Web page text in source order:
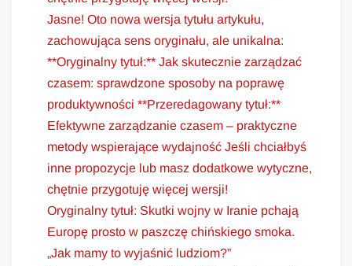
Jasne! Oto nowa wersja tytułu artykułu,
zachowująca sens oryginału, ale unikalna:
**Oryginalny tytuł:** Jak skutecznie zarządzać
czasem: sprawdzone sposoby na poprawę
produktywności **Przeredagowany tytuł:**
Efektywne zarządzanie czasem – praktyczne
metody wspierające wydajność Jeśli chciałbyś
inne propozycje lub masz dodatkowe wytyczne,
chętnie przygotuję więcej wersji!
Oryginalny tytuł: Skutki wojny w Iranie pchają
Europę prosto w paszczę chińskiego smoka.
„Jak mamy to wyjaśnić ludziom?”